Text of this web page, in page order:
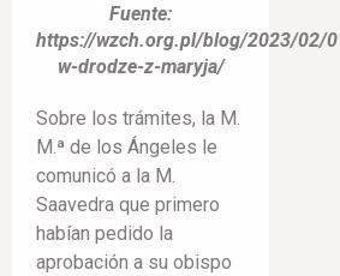
Fuente:
https://wzch.org.pl/blog/2023/02/
w-drodze-z-maryja/
Sobre los trámites, la M.
M.ª de los Ángeles le
comunicó a la M.
Saavedra que primero
habían pedido la
aprobación a su obispo